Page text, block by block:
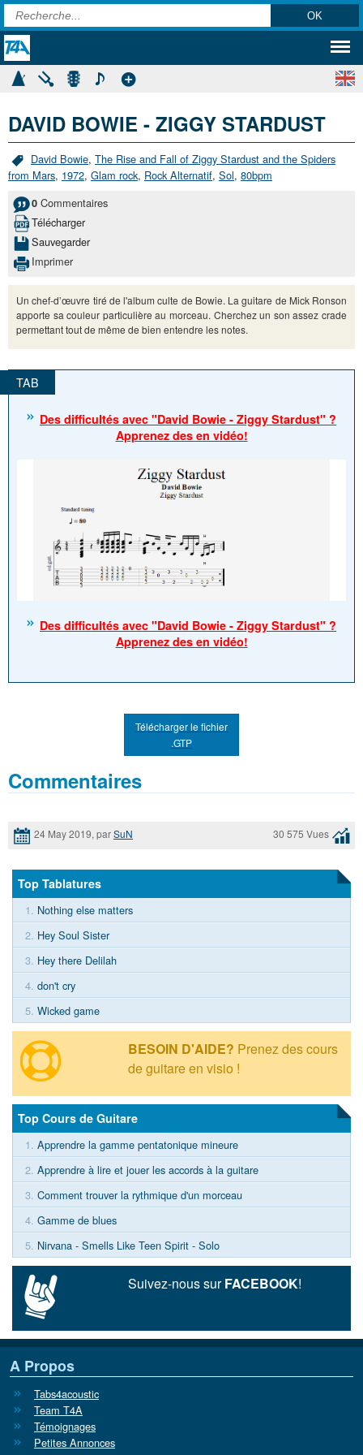
DAVID BOWIE - ZIGGY STARDUST
David Bowie, The Rise and Fall of Ziggy Stardust and the Spiders
from Mars, 1972, Glam rock, Rock Alternatif, Sol, 80bpm
0 Commentaires
Télécharger
Sauvegarder
Imprimer
Un chef-d’œuvre tiré de l'album culte de Bowie. La guitare de Mick Ronson
apporte sa couleur particulière au morceau. Cherchez un son assez crade
permettant tout de même de bien entendre les notes.
Des difficultés avec "David Bowie - Ziggy Stardust" ?
Apprenez des en vidéo!
Des difficultés avec "David Bowie - Ziggy Stardust" ?
Apprenez des en vidéo!
Télécharger le fichier
.GTP
Commentaires
24 May 2019, parSuN 30 575 Vues
Top Tablatures
1. Nothing else matters
2. Hey Soul Sister
3. Hey there Delilah
4. don't cry
5. Wicked game
BESOIN D'AIDE? Prenez des cours
de guitare en visio !
Top Cours de Guitare
1. Apprendre la gamme pentatonique mineure
2. Apprendre à lire et jouer les accords à la guitare
3. Comment trouver la rythmique d'un morceau
4. Gamme de blues
5. Nirvana - Smells Like Teen Spirit - Solo
Suivez-nous surFACEBOOK!
A Propos
Tabs4acoustic
Team T4A
Témoignages
Petites Annonces